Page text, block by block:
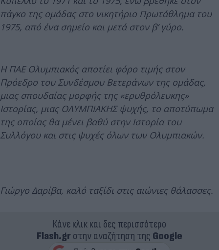
πάγκο της ομάδας στο νικητήριο Πρωτάθλημα του
1975, από ένα σημείο και μετά στον β’ γύρο.
Η ΠΑΕ Ολυμπιακός αποτίει φόρο τιμής στον
Πρόεδρο του Συνδέσμου Βετεράνων της ομάδας,
μιας σπουδαίας μορφής της «ερυθρόλευκης»
Ιστορίας, μιας ΟΛΥΜΠΙΑΚΗΣ ψυχής, το αποτύπωμα
της οποίας θα μένει βαθύ στην Ιστορία του
Συλλόγου και στις ψυχές όλων των Ολυμπιακών.
Γιώργο Δαρίβα, καλό ταξίδι στις αιώνιες θάλασσες.
Κάνε κλικ και δες περισσότερο
Flash.grστην αναζήτηση της Google